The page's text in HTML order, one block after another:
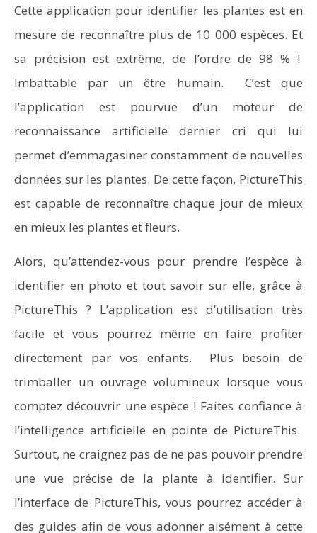
Cette application pour identifier les plantes est en
mesure de reconnaître plus de 10 000 espèces. Et
sa précision est extrême, de l’ordre de 98 % !
Imbattable par un être humain. C’est que
l’application est pourvue d’un moteur de
reconnaissance artificielle dernier cri qui lui
permet d’emmagasiner constamment de nouvelles
données sur les plantes. De cette façon, PictureThis
est capable de reconnaître chaque jour de mieux
en mieux les plantes et fleurs.
Alors, qu’attendez-vous pour prendre l’espèce à
identifier en photo et tout savoir sur elle, grâce à
PictureThis ? L’application est d’utilisation très
facile et vous pourrez même en faire profiter
directement par vos enfants. Plus besoin de
trimballer un ouvrage volumineux lorsque vous
comptez découvrir une espèce ! Faites confiance à
l’intelligence artificielle en pointe de PictureThis.
Surtout, ne craignez pas de ne pas pouvoir prendre
une vue précise de la plante à identifier. Sur
l’interface de PictureThis, vous pourrez accéder à
des guides afin de vous adonner aisément à cette